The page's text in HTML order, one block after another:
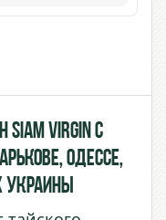
Siam Virgin с
Одессе,
Украины